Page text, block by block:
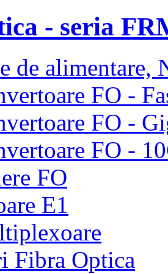
- seria
de alimentare,
FO -
FO -
FO -
FO
E1
Fibra Optica